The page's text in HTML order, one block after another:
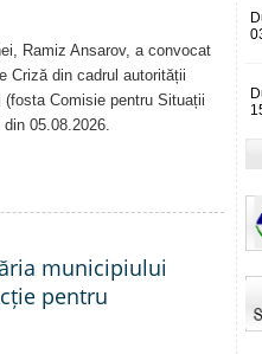
Ramiz Ansarov, a convocat
Criză din cadrul autorității
Comisie pentru Situații
05.08.2026.
municipiului
pentru